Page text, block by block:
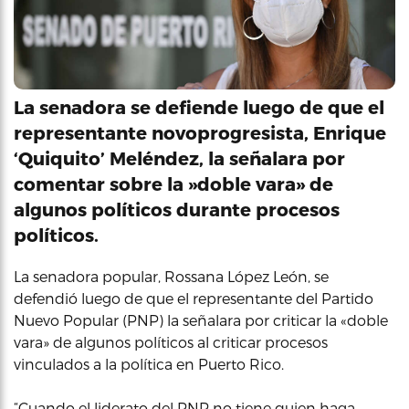
La senadora se defiende luego de que el
representante novoprogresista, Enrique
‘Quiquito’ Meléndez, la señalara por
comentar sobre la »doble vara» de
algunos políticos durante procesos
políticos.
La senadora popular, Rossana López León, se
defendió luego de que el representante del Partido
Nuevo Popular (PNP) la señalara por criticar la «doble
vara» de algunos políticos al criticar procesos
vinculados a la política en Puerto Rico.